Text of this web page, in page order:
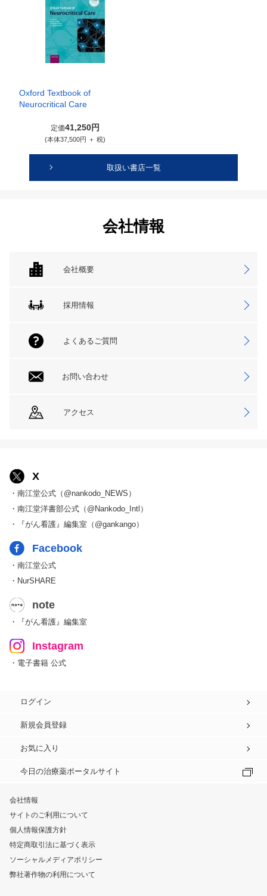
Oxford Textbook of
Neurocritical Care
定価41,250円
(本体37,500円 ＋ 税)
取扱い書店一覧
会社情報
会社概要
採用情報
よくあるご質問
お問い合わせ
アクセス
X
・南江堂公式（@nankodo_NEWS）
・南江堂洋書部公式（@Nankodo_Intl）
・『がん看護』編集室（@gankango）
Facebook
・南江堂公式
・NurSHARE
note
・『がん看護』編集室
Instagram
・電子書籍 公式
ログイン
新規会員登録
お気に入り
今日の治療薬ポータルサイト
会社情報
サイトのご利用について
個人情報保護方針
特定商取引法に基づく表示
ソーシャルメディアポリシー
弊社著作物の利用について